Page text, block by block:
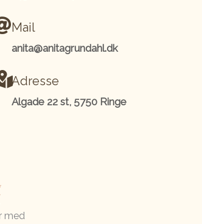
Mail
anita@anitagrundahl.dk
Adresse
Algade 22 st, 5750 Ringe
med